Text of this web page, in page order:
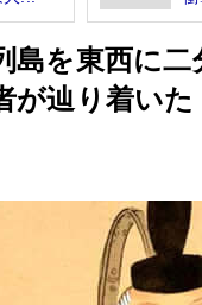
島を東西に
が辿り着いた